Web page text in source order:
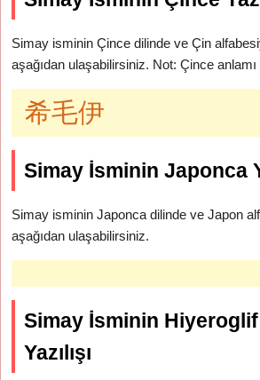
Simay isminin Çince dilinde ve Çin
aşağıdan ulaşabilirsiniz. Not: Çince anlamı
希毛伊
Simay İsminin Japonca
Simay isminin Japonca dilinde ve Japon
aşağıdan ulaşabilirsiniz.
Simay İsminin Hiyeroglif
Yazılışı